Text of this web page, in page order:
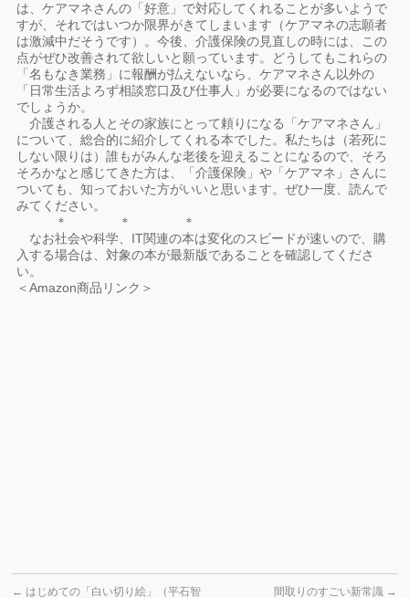
は、ケアマネさんの「好意」で対応してくれることが多いようで
すが、それではいつか限界がきてしまいます（ケアマネの志願者
は激減中だそうです）。今後、介護保険の見直しの時には、この
点がぜひ改善されて欲しいと願っています。どうしてもこれらの
「名もなき業務」に報酬が払えないなら、ケアマネさん以外の
「日常生活よろず相談窓口及び仕事人」が必要になるのではない
でしょうか。
介護される人とその家族にとって頼りになる「ケアマネさん」
について、総合的に紹介してくれる本でした。私たちは（若死に
しない限りは）誰もがみんな老後を迎えることになるので、そろ
そろかなと感じてきた方は、「介護保険」や「ケアマネ」さんに
ついても、知っておいた方がいいと思います。ぜひ一度、読んで
みてください。
＊ ＊ ＊
なお社会や科学、IT関連の本は変化のスピードが速いので、購
入する場合は、対象の本が最新版であることを確認してくださ
い。
＜Amazon商品リンク＞
← はじめての「白い切り絵」（平石智 間取りのすごい新常識 →